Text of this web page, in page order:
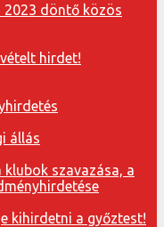
2023 döntő közös
hirdet!
állás
klubok szavazása, a
kihirdetni a győztest!